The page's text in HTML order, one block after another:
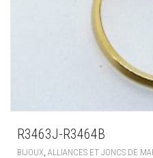
R3463J-R3464B
BIJOUX ALLIANCES ET JONCS DE